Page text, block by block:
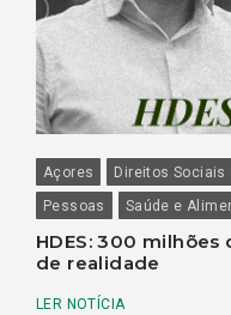
Açores Direitos Sociais
Pessoas
Saúde e
HDES: 300
de realidade
LER NOTÍCIA